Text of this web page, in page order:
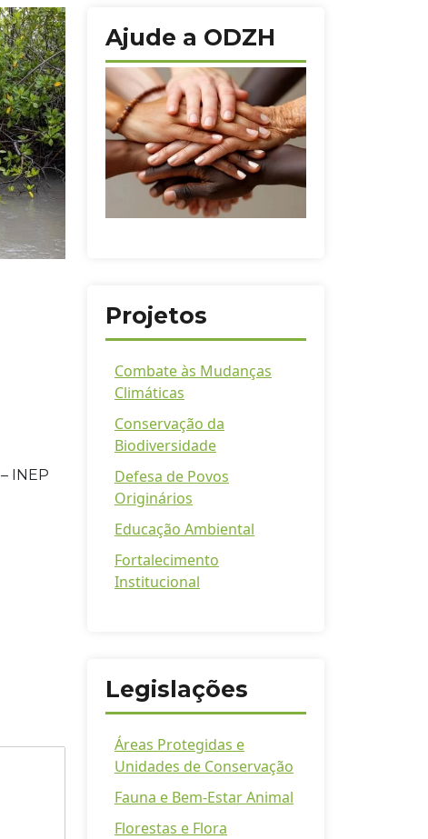
INEP
Ajude a ODZH
Projetos
Combate às Mudanças
Climáticas
Conservação da
Biodiversidade
Defesa de Povos
Originários
Educação Ambiental
Fortalecimento
Institucional
Legislações
Áreas Protegidas e
Unidades de Conservação
Fauna e Bem-Estar Animal
Florestas e Flora